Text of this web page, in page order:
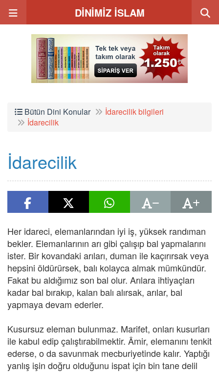
DİNİMİZ İSLAM
Bütün Dini Konular
İdarecilik bilgileri
İdarecilik
İdarecilik
Her idareci, elemanlarından iyi iş, yüksek randıman
bekler. Elemanlarının arı gibi çalışıp bal yapmalarını
ister. Bir kovandaki arıları, duman ile kaçırırsak veya
hepsini öldürürsek, balı kolayca almak mümkündür.
Fakat bu aldığımız son bal olur. Arılara ihtiyaçları
kadar bal bırakıp, kalan balı alırsak, arılar, bal
yapmaya devam ederler.
Kusursuz eleman bulunmaz. Marifet, onları kusurları
ile kabul edip çalıştırabilmektir. Âmir, elemanını tenkit
ederse, o da savunmak mecburiyetinde kalır. Yaptığı
yanlış işin doğru olduğunu ispat için bin tane delil